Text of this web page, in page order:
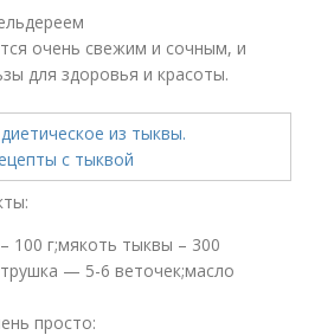
очень свежим и сочным, и
для здоровья и красоты.
100 г;мякоть тыквы – 300
— 5-6 веточек;масло
просто: